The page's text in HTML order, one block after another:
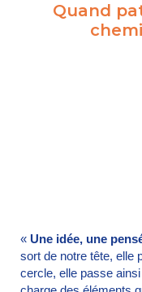
Quand
« Une idée, une
sort de notre tête, elle
cercle, elle passe